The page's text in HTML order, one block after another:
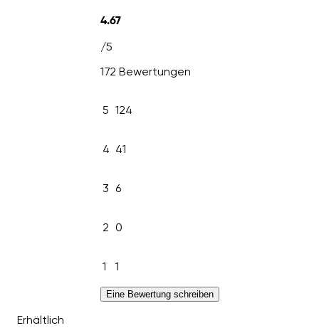
4.67
/5
172 Bewertungen
5 124
4 41
3 6
2 0
1 1
Eine Bewertung schreiben
Erhältlich